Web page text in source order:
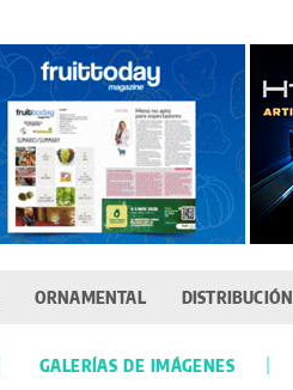
ORNAMENTAL DISTRIBUCIÓN
GALERÍAS DE IMÁGENES